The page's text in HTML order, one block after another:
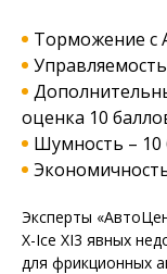
Торможение с
оценка 10
Шумность – 10
Эксперты
X-Ice XI3 явных
для фрикционных